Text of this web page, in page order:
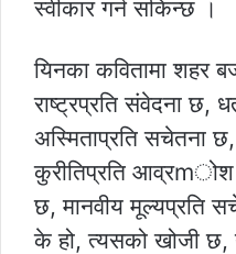
स्वीकार गर्न सकिन्छ ।
यिनका कवितामा शहर
राष्ट्रप्रति संवेदना छ,
अस्मिताप्रति सचेतना
कुरीतिप्रति आव्रmोश
छ, मानवीय मूल्यप्रति
के हो, त्यसको खोजी छ,